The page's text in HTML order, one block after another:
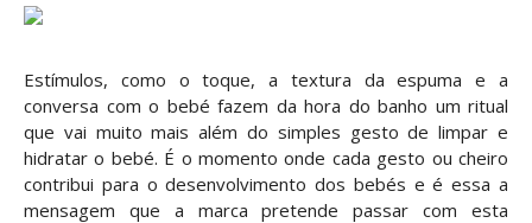
Estímulos, como o toque, a textura da espuma e a
conversa com o bebé fazem da hora do banho um ritual
que vai muito mais além do simples gesto de limpar e
hidratar o bebé. É o momento onde cada gesto ou cheiro
contribui para o desenvolvimento dos bebés e é essa a
mensagem que a marca pretende passar com esta